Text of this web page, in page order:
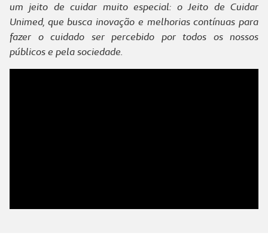
um jeito de cuidar muito especial: o Jeito de Cuidar
Unimed, que busca inovação e melhorias contínuas para
fazer o cuidado ser percebido por todos os nossos
públicos e pela sociedade.